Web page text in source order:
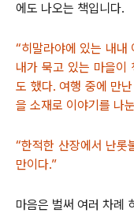
에도 나오는 책입니다.
“히말라야에 있는 내내
내가 묵고 있는 마을이
도 했다. 여행 중에 만
을 소재로 이야기를 나
“한적한 산장에서 난롯
만이다.”
마음은 벌써 여러 차례